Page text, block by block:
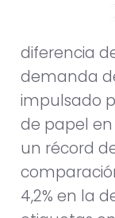
diferencia
demanda
impulsado
de papel
un récord
4,2% en la